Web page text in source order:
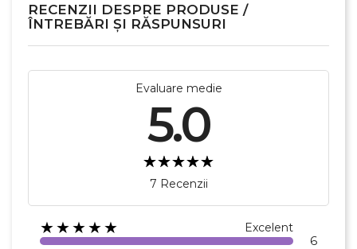
RECENZII DESPRE PRODUSE /
ÎNTREBĂRI ȘI RĂSPUNSURI
Evaluare medie
5.0
7 Recenzii
★★★★★ Excelent
6